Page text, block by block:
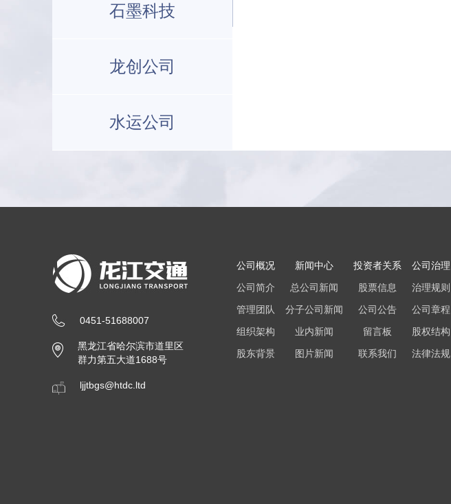
石墨科技
龙创公司
水运公司
0451-51688007
黑龙江省哈尔滨市道里区
群力第五大道1688号
ljjtbgs@htdc.ltd
公司概况
公司简介
管理团队
组织架构
股东背景
新闻中心
总公司新闻
分子公司新闻
业内新闻
图片新闻
投资者关系
股票信息
公司公告
留言板
联系我们
公司治理
治理规则
公司章程
股权结构
法律法规